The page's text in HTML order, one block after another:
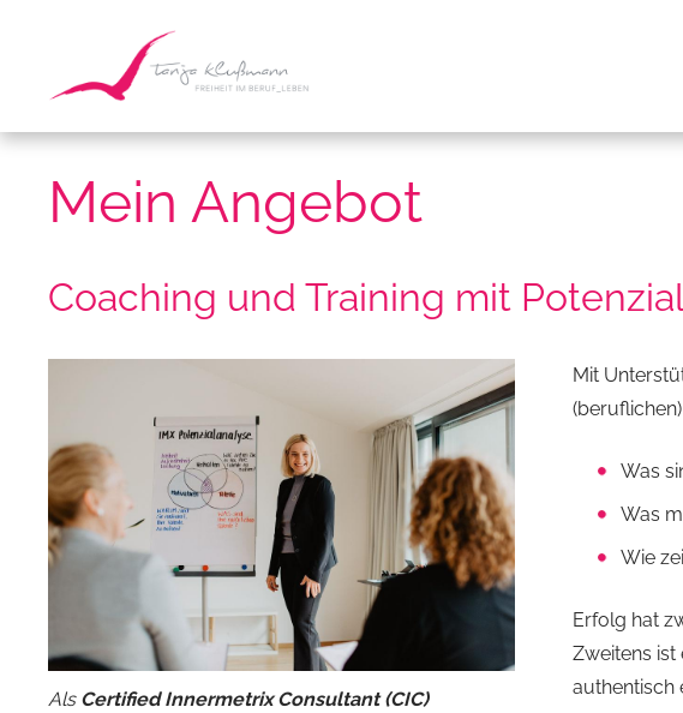
Mein Angebot
Coaching und Training mit
Als Certified Innermetrix Consultant (CIC)
Mit
Was
Was
Wie
Erfolg hat
Zweitens ist
authentisch